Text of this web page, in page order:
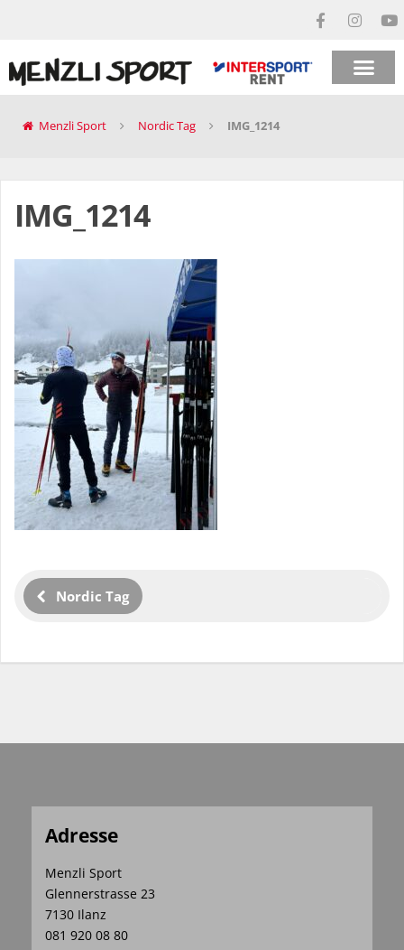
Menzli Sport Nordic Tag IMG_1214
IMG_1214
Nordic Tag
Adresse
Menzli Sport
Glennerstrasse 23
7130 Ilanz
081 920 08 80